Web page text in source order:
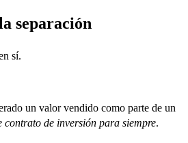
separación
sí.
un valor vendido como parte de un
contrato de inversión para siempre.